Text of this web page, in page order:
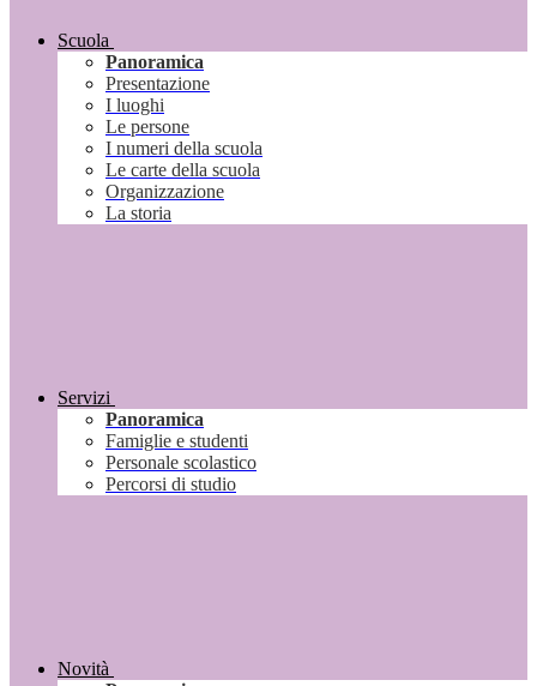
Scuola
Panoramica
Presentazione
I luoghi
Le persone
I numeri della scuola
Le carte della scuola
Organizzazione
La storia
Servizi
Panoramica
Famiglie e studenti
Personale scolastico
Percorsi di studio
Novità